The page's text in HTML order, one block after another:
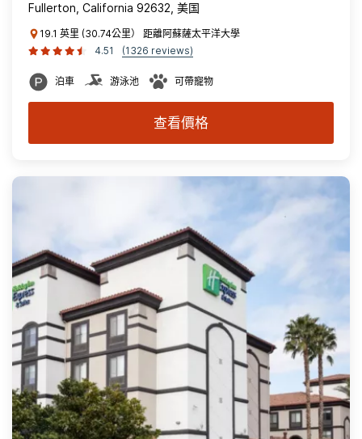
Fullerton, California 92632, 美国
19.1 英里 (30.74公里） 距離阿蘇薩太平洋大學
4.51
(1326 reviews)
泊車 游泳池 可帶寵物
查看價格